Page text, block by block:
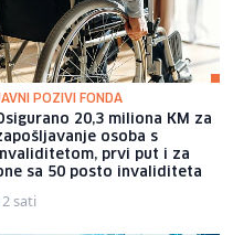
POZIVI FONDA
20,3 miliona KM za
osoba s
prvi put i za
sa 50 posto invaliditeta
sati